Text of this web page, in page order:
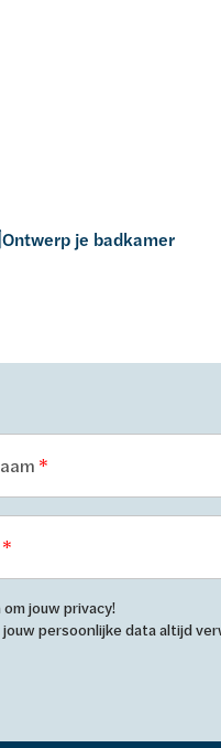
Ontwerp je badkamer
jouw privacy!
jouw persoonlijke data altijd